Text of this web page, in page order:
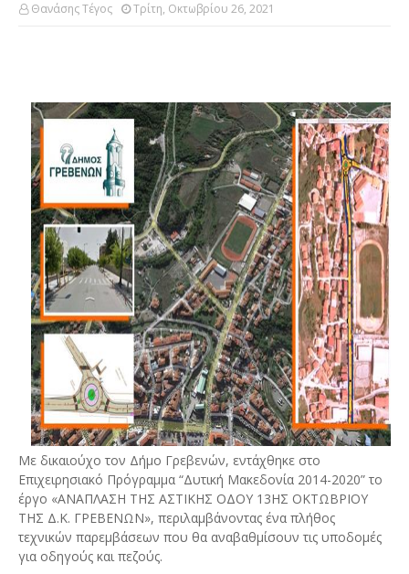
Θανάσης Τέγος Τρίτη, Οκτωβρίου 26, 2021
Με δικαιούχο τον Δήμο Γρεβενών, εντάχθηκε στο
Επιχειρησιακό Πρόγραμμα “Δυτική Μακεδονία 2014-2020” το
έργο «ΑΝΑΠΛΑΣΗ ΤΗΣ ΑΣΤΙΚΗΣ ΟΔΟΥ 13ΗΣ ΟΚΤΩΒΡΙΟΥ
ΤΗΣ Δ.Κ. ΓΡΕΒΕΝΩΝ», περιλαμβάνοντας ένα πλήθος
τεχνικών παρεμβάσεων που θα αναβαθμίσουν τις υποδομές
για οδηγούς και πεζούς.